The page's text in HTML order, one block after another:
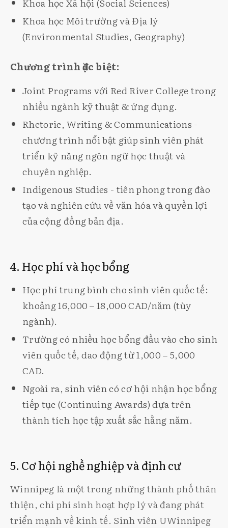
Khoa học Xã hội (Social Sciences)
Khoa học Môi trường và Địa lý
(Environmental Studies, Geography)
Chương trình đặc biệt:
Joint Programs với Red River College trong
nhiều ngành kỹ thuật & ứng dụng.
Rhetoric, Writing & Communications -
chương trình nổi bật giúp sinh viên phát
triển kỹ năng ngôn ngữ học thuật và
chuyên nghiệp.
Indigenous Studies - tiên phong trong đào
tạo và nghiên cứu về văn hóa và quyền lợi
của cộng đồng bản địa.
4. Học phí và học bổng
Học phí trung bình cho sinh viên quốc tế:
khoảng 16,000 – 18,000 CAD/năm (tùy
ngành).
Trường có nhiều học bổng đầu vào cho sinh
viên quốc tế, dao động từ 1,000 – 5,000
CAD.
Ngoài ra, sinh viên có cơ hội nhận học bổng
tiếp tục (Continuing Awards) dựa trên
thành tích học tập xuất sắc hằng năm.
5. Cơ hội nghề nghiệp và định cư
Winnipeg là một trong những thành phố thân
thiện, chi phí sinh hoạt hợp lý và đang phát
triển mạnh về kinh tế. Sinh viên UWinnipeg